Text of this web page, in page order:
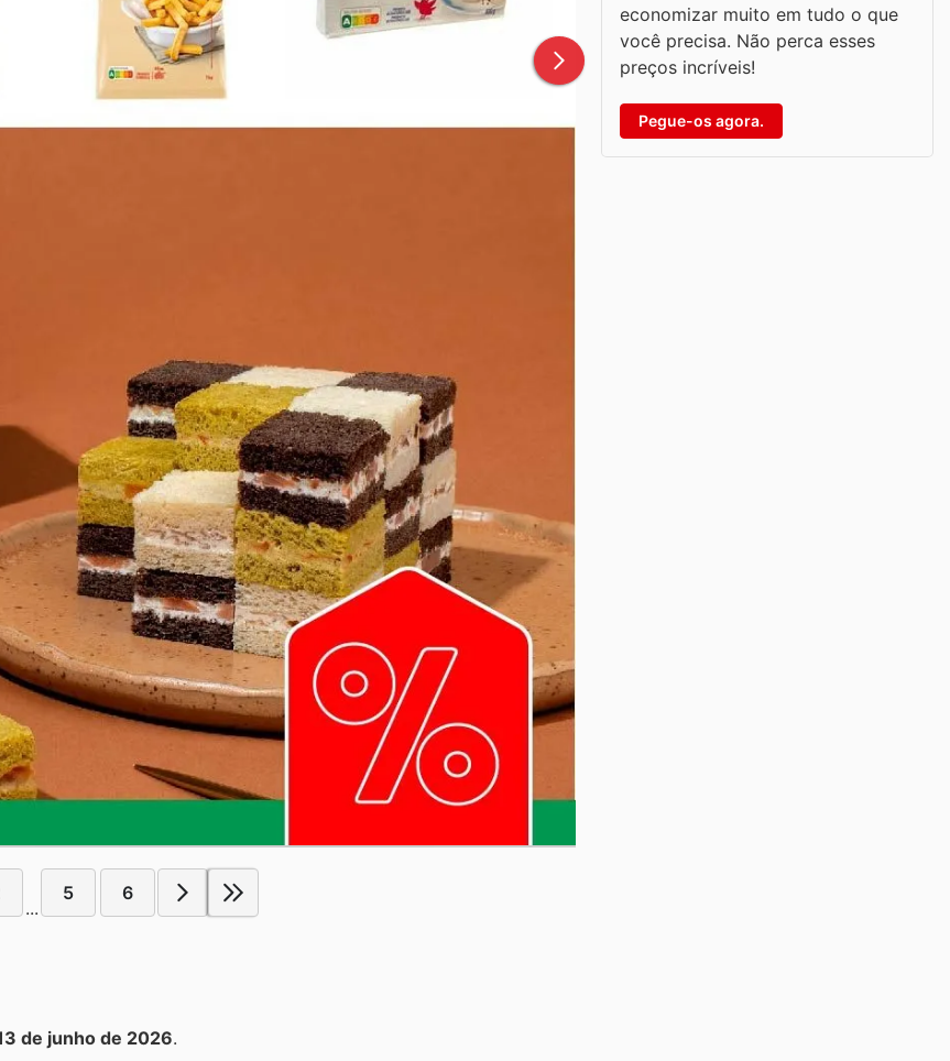
...
5 6
de junho de 2026.
economizar muito em tudo o que
você precisa. Não perca esses
preços incríveis!
Pegue-os agora.